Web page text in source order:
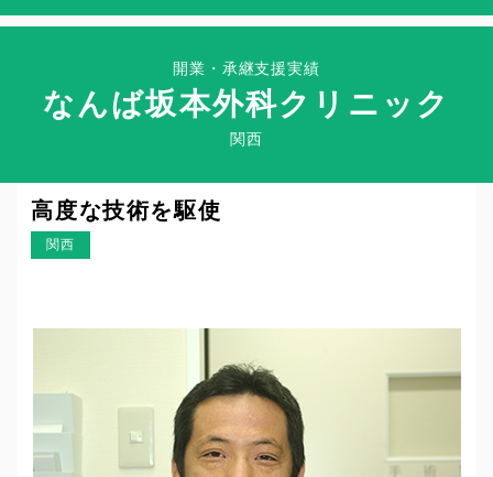
開業・承継支援実績
なんば坂本外科クリニック
関西
Clinic Success Case
高度な技術を駆使
関西